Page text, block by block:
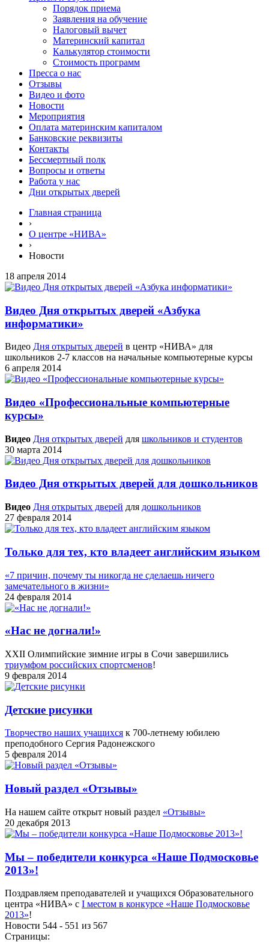
Порядок приема
Заявления на обучение
Налоговый вычет
Материнский капитал
Калькулятор стоимости
Стоимость программ
Пресса о нас
Отзывы
Видео и фото
Новости
Мероприятия
Оплата материнским капиталом
Банковские реквизиты
Контакты
Бессмертный полк
Вопросы и ответы
Работа у нас
Дни открытых дверей
Главная страница
›
О центре «НИВА»
›
Новости
18 апреля 2014
Видео Дня открытых дверей «Азбука
информатики»
Видео Дня открытых дверей в центр «НИВА» для
школьников 2-7 классов на начальные компьютерные курсы
6 апреля 2014
Видео «Профессиональные компьютерные
курсы»
Видео Дня открытых дверей для школьников и студентов
30 марта 2014
Видео Дня открытых дверей для дошкольников
Видео Дня открытых дверей для дошкольников
27 февраля 2014
Только для тех, кто владеет английским языком
«7 причин, почему ты никогда не сделаешь ничего
замечательного в жизни»
24 февраля 2014
«Нас не догнали!»
XXII Олимпийские зимние игры в Сочи завершились
триумфом российских спортсменов!
9 февраля 2014
Детские рисунки
Творчество наших учащихся к 700-летнему юбилею
преподобного Сергия Радонежского
5 февраля 2014
Новый раздел «Отзывы»
На нашем сайте открыт новый раздел «Отзывы»
20 декабря 2013
Мы – победители конкурса «Наше Подмосковье
2013»!
Поздравляем преподавателей и учащихся Образовательного
центра «НИВА» с I местом в конкурсе «Наше Подмосковье
2013»!
Новости 544 - 551 из 567
Страницы: